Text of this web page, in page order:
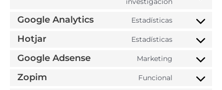
Google Analytics Estadísticas
Hotjar Estadísticas
Google Adsense Marketing
Zopim Funcional